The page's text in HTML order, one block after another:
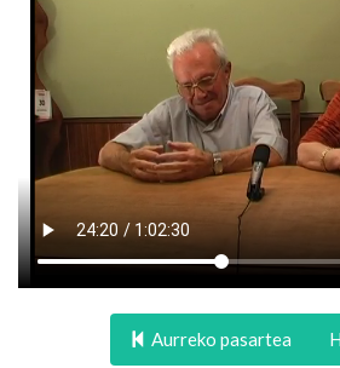
Aurreko pasartea